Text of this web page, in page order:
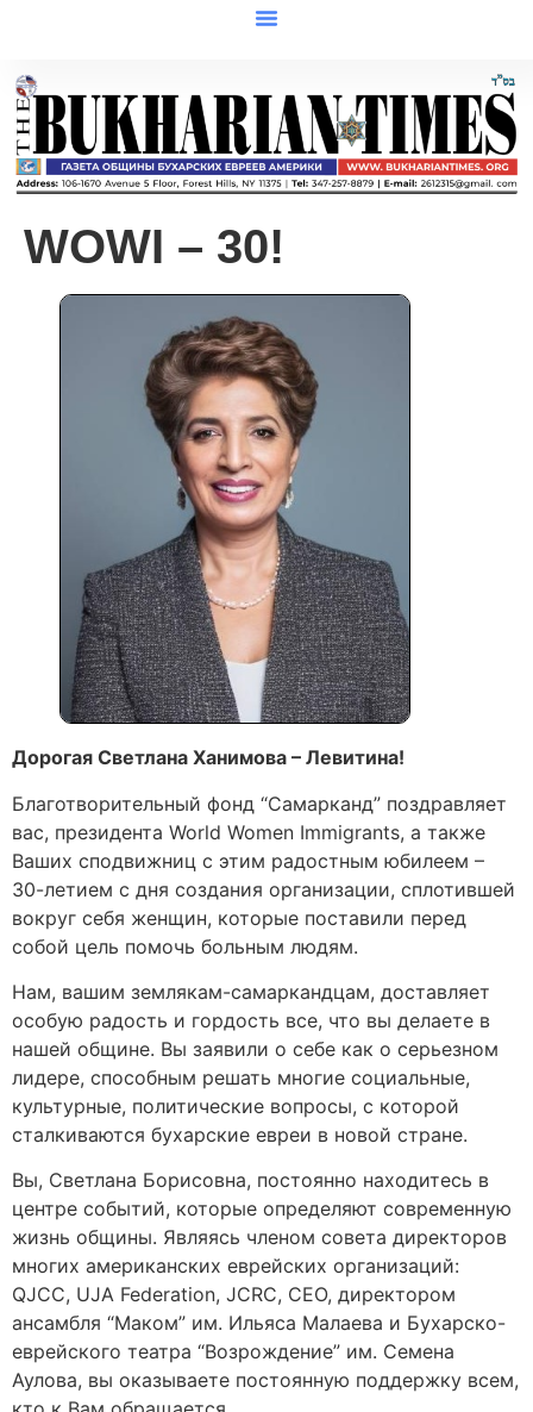
WOWI – 30!
Дорогая Светлана Ханимова – Левитина!
Благотворительный фонд “Самарканд” поздравляет
вас, президента World Women Immigrants, а также
Ваших сподвижниц с этим радостным юбилеем –
30-летием с дня создания организации, сплотившей
вокруг себя женщин, которые поставили перед
собой цель помочь больным людям.
Нам, вашим землякам-самаркандцам, доставляет
особую радость и гордость все, что вы делаете в
нашей общине. Вы заявили о себе как о серьезном
лидере, способным решать многие социальные,
культурные, политические вопросы, с которой
сталкиваются бухарские евреи в новой стране.
Вы, Светлана Борисовна, постоянно находитесь в
центре событий, которые определяют современную
жизнь общины. Являясь членом совета директоров
многих американских еврейских организаций:
QJCC, UJА Federation, JCRC, CEO, директором
ансамбля “Маком” им. Ильяса Малаева и Бухарско-
еврейского театра “Возрождение” им. Семена
Аулова, вы оказываете постоянную поддержку всем,